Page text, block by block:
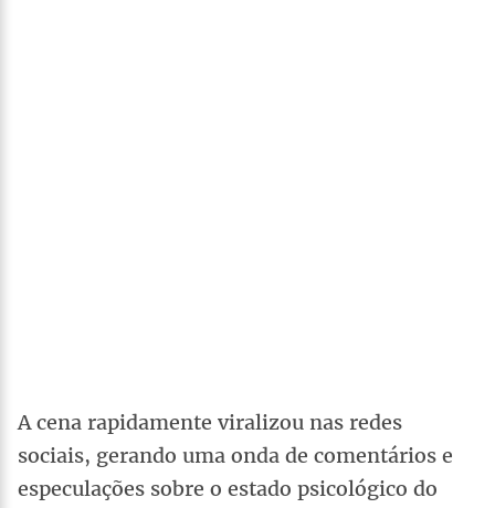
A cena rapidamente viralizou nas redes
sociais, gerando uma onda de comentários e
especulações sobre o estado psicológico do